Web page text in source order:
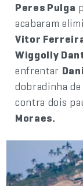
Peres Pulga
acabaram
Vitor
Wiggolly
enfrentar
dobradinha de
contra dois
Moraes.